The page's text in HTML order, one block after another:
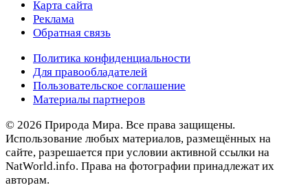
Карта сайта
Реклама
Обратная связь
Политика конфиденциальности
Для правообладателей
Пользовательское соглашение
Материалы партнеров
© 2026 Природа Мира. Все права защищены.
Использование любых материалов, размещённых на
сайте, разрешается при условии активной ссылки на
NatWorld.info. Права на фотографии принадлежат их
авторам.